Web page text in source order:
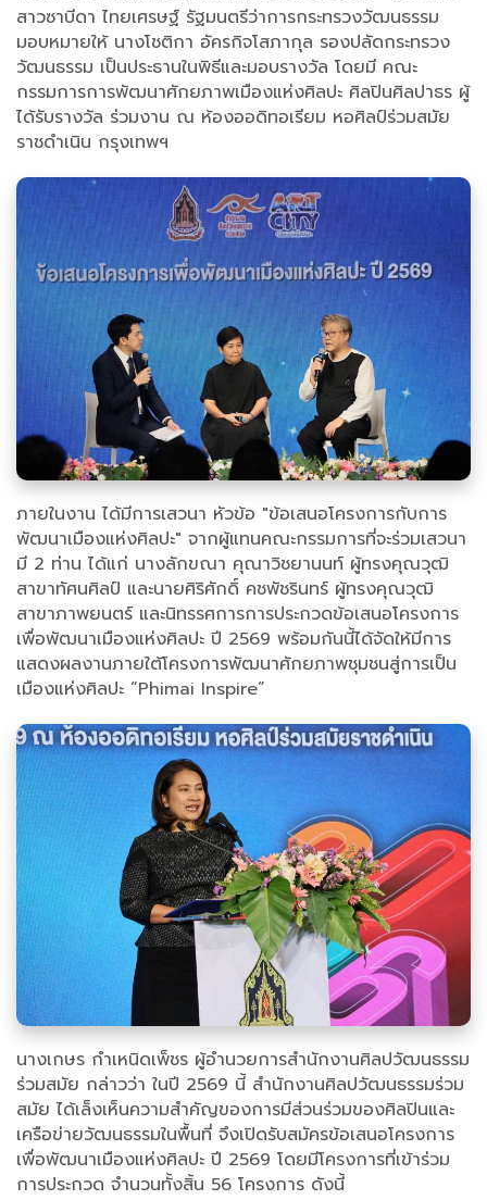
สาวซาบีดา ไทยเศรษฐ์ รัฐมนตรีว่าการกระทรวงวัฒนธรรม
มอบหมายให้ นางโชติกา อัครกิจโสภากุล รองปลัดกระทรวง
วัฒนธรรม เป็นประธานในพิธีและมอบรางวัล โดยมี คณะ
กรรมการการพัฒนาศักยภาพเมืองแห่งศิลปะ ศิลปินศิลปาธร ผู้
ได้รับรางวัล ร่วมงาน ณ ห้องออดิทอเรียม หอศิลป์ร่วมสมัย
ราชดำเนิน กรุงเทพฯ
ภายในงาน ได้มีการเสวนา หัวข้อ "ข้อเสนอโครงการกับการ
พัฒนาเมืองแห่งศิลปะ" จากผู้แทนคณะกรรมการที่จะร่วมเสวนา
มี 2 ท่าน ได้แก่ นางลักขณา คุณาวิชยานนท์ ผู้ทรงคุณวุฒิ
สาขาทัศนศิลป์ และนายศิริศักดิ์ คชพัชรินทร์ ผู้ทรงคุณวุฒิ
สาขาภาพยนตร์ และนิทรรศการการประกวดข้อเสนอโครงการ
เพื่อพัฒนาเมืองแห่งศิลปะ ปี 2569 พร้อมกันนี้ได้จัดให้มีการ
แสดงผลงานภายใต้โครงการพัฒนาศักยภาพชุมชนสู่การเป็น
เมืองแห่งศิลปะ “Phimai Inspire”
นางเกษร กำเหนิดเพ็ชร ผู้อำนวยการสำนักงานศิลปวัฒนธรรม
ร่วมสมัย กล่าวว่า ในปี 2569 นี้ สำนักงานศิลปวัฒนธรรมร่วม
สมัย ได้เล็งเห็นความสำคัญของการมีส่วนร่วมของศิลปินและ
เครือข่ายวัฒนธรรมในพื้นที่ จึงเปิดรับสมัครข้อเสนอโครงการ
เพื่อพัฒนาเมืองแห่งศิลปะ ปี 2569 โดยมีโครงการที่เข้าร่วม
การประกวด จำนวนทั้งสิ้น 56 โครงการ ดังนี้